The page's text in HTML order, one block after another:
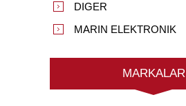
DIGER
MARIN ELEKTRONIK
MARKALAR